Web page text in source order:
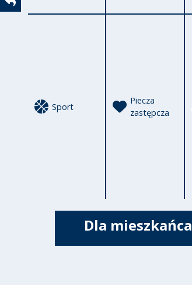
Powrót
Sport
Piecza
zastępcza
Dla mieszkańca